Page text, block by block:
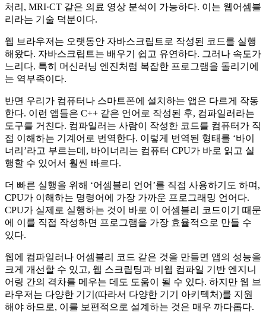
처리, MRI·CT 같은 의료 영상 분석이 가능하다. 이는 웹어셈블
리라는 기술 덕분이다.
웹 브라우저는 오랫동안 자바스크립트로 작성된 코드를 실행
해왔다. 자바스크립트는 배우기 쉽고 유연하다. 그러나 속도가
느리다. 특히 머신러닝 엔진처럼 복잡한 프로그램을 돌리기에
는 역부족이다.
반면 우리가 컴퓨터나 스마트폰에 설치하는 앱은 다르게 작동
한다. 이런 앱들은 C++ 같은 언어로 작성된 후, 컴파일러라는
도구를 거친다. 컴파일러는 사람이 작성한 코드를 컴퓨터가 직
접 이해하는 기계어로 번역한다. 이렇게 번역된 형태를 ‘바이
너리’라고 부르는데, 바이너리는 컴퓨터 CPU가 바로 읽고 실
행할 수 있어서 훨씬 빠르다.
더 빠른 실행을 위해 ‘어셈블리 언어’를 직접 사용하기도 하며,
CPU가 이해하는 명령어에 가장 가까운 프로그래밍 언어다.
CPU가 실제로 실행하는 것이 바로 이 어셈블리 코드이기 때문
에 이를 직접 작성하면 프로그램을 가장 효율적으로 만들 수
있다.
웹에 컴파일러나 어셈블리 코드 같은 것을 만들면 앱의 성능을
크게 개선할 수 있고, 웹 스크립팅과 비웹 컴파일 기반 엔지니
어링 간의 격차를 메우는 데도 도움이 될 수 있다. 하지만 웹 브
라우저는 다양한 기기(따라서 다양한 기기 아키텍처)를 지원
해야 하므로, 이를 보편적으로 설계하는 것은 매우 까다롭다.